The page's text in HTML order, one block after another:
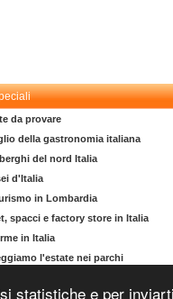
statistiche e per
da provare
della gastronomia italiana
del nord Italia
d'Italia
in Lombardia
spacci e factory store in Italia
in Italia
l'estate nei parchi